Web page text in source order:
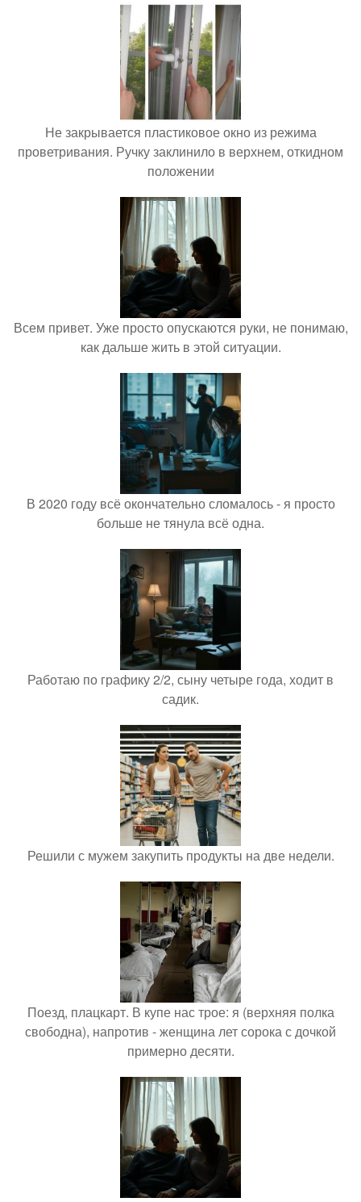
Не закрывается пластиковое окно из режима
проветривания. Ручку заклинило в верхнем, откидном
положении
Всем привет. Уже просто опускаются руки, не понимаю,
как дальше жить в этой ситуации.
В 2020 году всё окончательно сломалось - я просто
больше не тянула всё одна.
Работаю по графику 2/2, сыну четыре года, ходит в
садик.
Решили с мужем закупить продукты на две недели.
Поезд, плацкарт. В купе нас трое: я (верхняя полка
свободна), напротив - женщина лет сорока с дочкой
примерно десяти.